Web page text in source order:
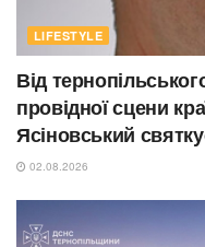
LIFESTYLE
Від
провідної сцени
Ясіновський
02.08.2026